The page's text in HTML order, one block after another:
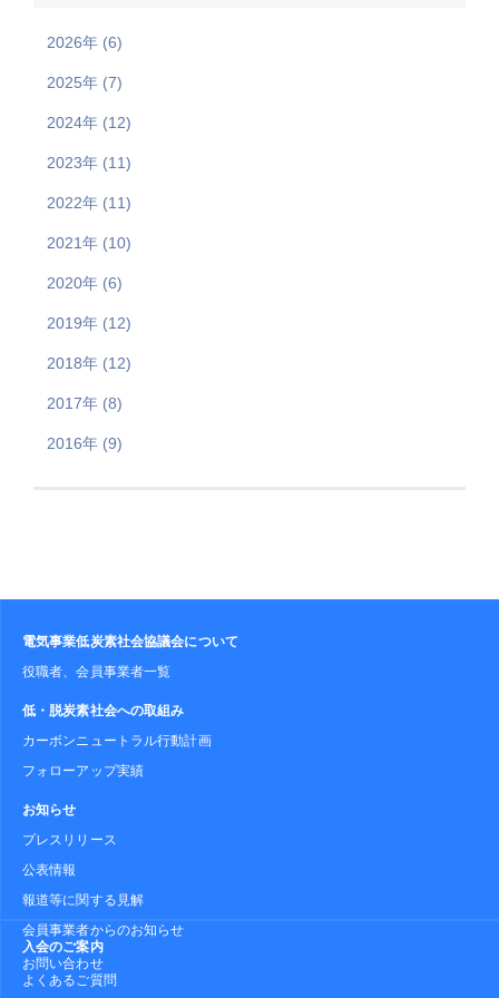
2026年 (6)
2025年 (7)
2024年 (12)
2023年 (11)
2022年 (11)
2021年 (10)
2020年 (6)
2019年 (12)
2018年 (12)
2017年 (8)
2016年 (9)
電気事業低炭素社会協議会について
役職者、会員事業者一覧
低・脱炭素社会への取組み
カーボンニュートラル行動計画
フォローアップ実績
お知らせ
プレスリリース
公表情報
報道等に関する見解
会員事業者からのお知らせ
入会のご案内
お問い合わせ
よくあるご質問